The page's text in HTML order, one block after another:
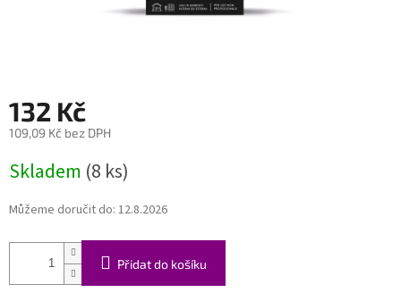
132 Kč
109,09 Kč bez DPH
cena:
Skladem (8 ks)
Můžeme doručit do: 12.8.2026
Přidat do košíku